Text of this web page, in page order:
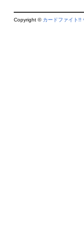
Copyright © カードファイト!!